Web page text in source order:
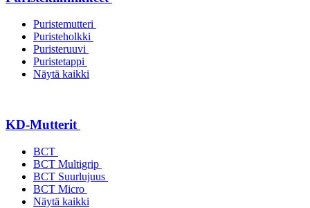
Puristemutteri
Puristeholkki
Puristeruuvi
Puristetappi
Näytä kaikki
KD-Mutterit
BCT
BCT Multigrip
BCT Suurlujuus
BCT Micro
Näytä kaikki